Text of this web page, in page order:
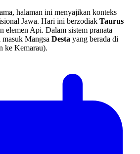
halaman ini menyajikan konteks
Jawa. Hari ini berzodiak Taurus
elemen Api. Dalam sistem pranata
Mangsa Desta yang berada di
ke Kemarau).